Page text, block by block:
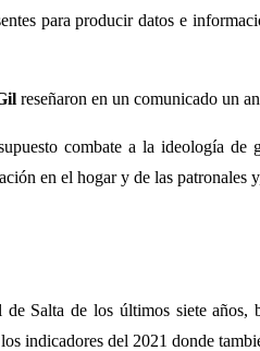
para producir datos e
reseñaron en un comunicado un
combate a la ideología
en el hogar y de las patronales
Salta de los últimos siete
indicadores del 2021 donde